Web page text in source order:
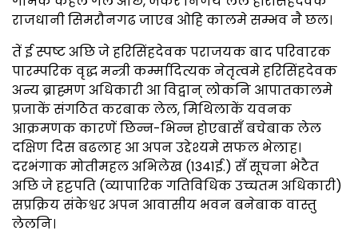
राजधानी सिमरौनगढ जाएब ओहि कालमे सम्भव नै छल।
तें ई स्पष्ट अछि जे हरिसिंहदेवक पराजयक बाद परिवारक
पारम्परिक वृद्ध मन्त्री कर्म्मादित्यक नेतृत्वमे हरिसिंहदेवक
अन्य ब्राह्मण अधिकारी आ विद्वान् लोकनि आपातकालमे
प्रजाकें संगठित करबाक लेल, मिथिलाकें यवनक
आक्रमणक कारणें छिन्न-भिन्न होएबासँ बचेबाक लेल
दक्षिण दिस बढलाह आ अपन उद्देश्यमे सफल भेलाह।
दरभंगाक मोतीमहल अभिलेख (1341ई.) सँ सूचना भेटैत
अछि जे हट्टपति (व्यापारिक गतिविधिक उच्चतम अधिकारी)
सप्रक्रिय संकेश्वर अपन आवासीय भवन बनेबाक वास्तु
लेलनि।